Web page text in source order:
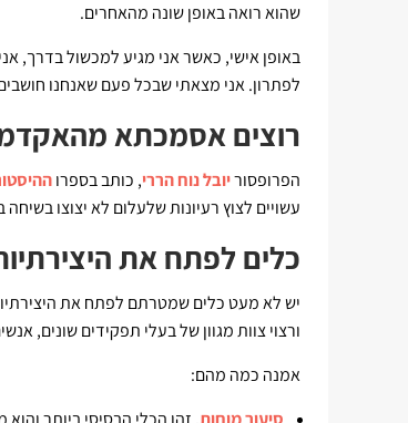
שהוא רואה באופן שונה מהאחרים.
באופן אישי, כאשר אני מגיע למכשול בדרך,
לפתרון. אני מצאתי שבכל פעם שאנחנו
רוצים אסמכתא
הפרופסוריובל נוח הררי, כותב בספרו
עשויים לצוץ רעיונות שלעלום לא יצוצו
כלים לפתח את
יש לא מעט כלים שמטרתם לפתח את
ורצוי צוות מגוון של בעלי תפקידים שונים,
אמנה כמה מהם: